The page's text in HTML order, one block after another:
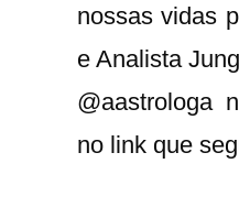
nossas vidas
e Analista
@aastrologa
no link que